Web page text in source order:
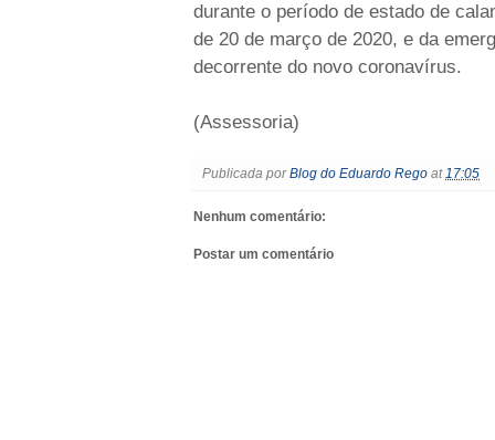
durante o período de estado de
de 20 de março de 2020, e da
decorrente do novo coronavírus.
(Assessoria)
Publicada porBlog do Eduardo Rego at17:05
Nenhum comentário:
Postar um comentário